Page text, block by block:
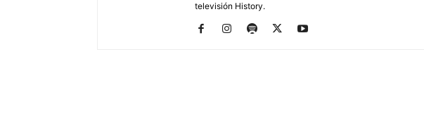
televisión History.